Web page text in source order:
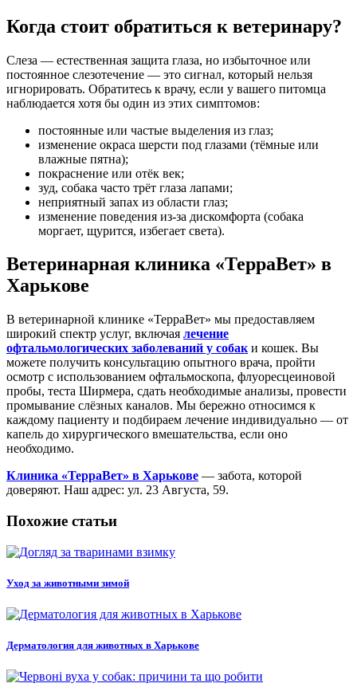
Когда стоит обратиться к ветеринару?
Слеза — естественная защита глаза, но избыточное или
постоянное слезотечение — это сигнал, который нельзя
игнорировать. Обратитесь к врачу, если у вашего питомца
наблюдается хотя бы один из этих симптомов:
постоянные или частые выделения из глаз;
изменение окраса шерсти под глазами (тёмные или
влажные пятна);
покраснение или отёк век;
зуд, собака часто трёт глаза лапами;
неприятный запах из области глаз;
изменение поведения из-за дискомфорта (собака
моргает, щурится, избегает света).
Ветеринарная клиника «ТерраВет» в
Харькове
В ветеринарной клинике «ТерраВет» мы предоставляем
широкий спектр услуг, включая лечение
офтальмологических заболеваний у собак и кошек. Вы
можете получить консультацию опытного врача, пройти
осмотр с использованием офтальмоскопа, флуоресцеиновой
пробы, теста Ширмера, сдать необходимые анализы, провести
промывание слёзных каналов. Мы бережно относимся к
каждому пациенту и подбираем лечение индивидуально — от
капель до хирургического вмешательства, если оно
необходимо.
Клиника «ТерраВет» в Харькове — забота, которой
доверяют. Наш адрес: ул. 23 Августа, 59.
Похожие статьи
Уход за животными зимой
Дерматология для животных в Харькове